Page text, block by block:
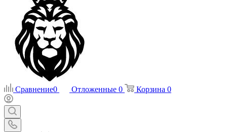
Сравнение0 Отложенные 0 Корзина 0